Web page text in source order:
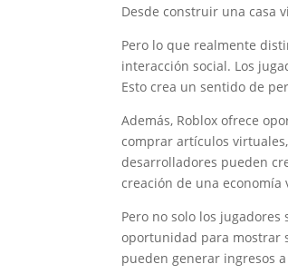
Desde construir una casa
Pero lo que realmente
interacción social. Los
Esto crea un sentido de
Además, Roblox ofrece
comprar artículos
desarrolladores pueden
creación de una
Pero no solo los
oportunidad para mostrar
pueden generar ingresos